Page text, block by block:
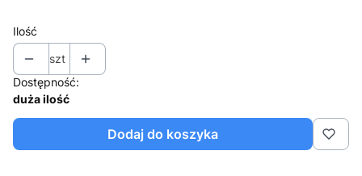
Ilość
szt
Dostępność:
duża ilość
Dodaj do koszyka